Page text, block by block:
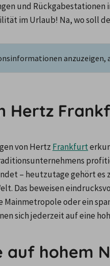
und Rückgabestationen
im Urlaub! Na, wo soll
anzuzeigen,
Hertz
von Hertz Frankfurt
– heutzutage gehört es
Das beweisen
Mainmetropole oder ein
sich jederzeit auf eine
auf hohem